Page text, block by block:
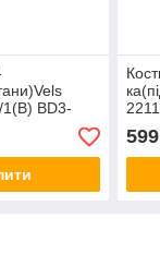
BD3-
599